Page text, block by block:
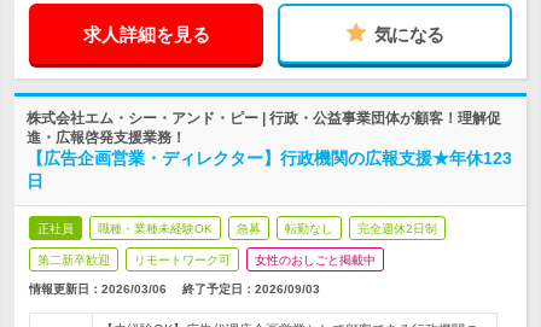
求人詳細を見る 気になる
株式会社エム・シー・アンド・ピー | 行政・公益事業団体が顧客！理解促
進・広報啓発支援業務！
【広告企画営業・ディレクター】行政機関の広報支援★年休123
日
正社員 職種・業種未経験OK 急募 転勤なし 完全週休2日制
第二新卒歓迎 リモートワーク可 女性のおしごと掲載中
情報更新日：2026/03/06 終了予定日： 2026/09/03